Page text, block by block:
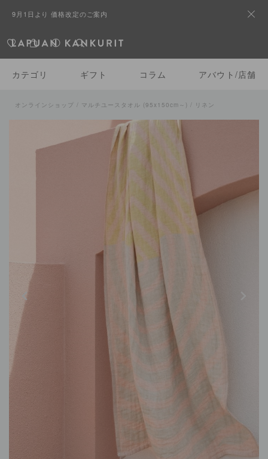
9月1日より 価格改定のご案内
カテゴリ ギフト コラム アバウト/店舗
オンラインショップ / マルチユースタオル (95x150cm～) / リネン